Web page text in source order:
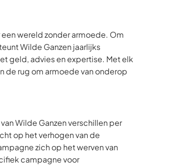
een wereld zonder armoede. Om
Wilde Ganzen jaarlijks
geld, advies en expertise. Met elk
de rug om armoede van onderop
Wilde Ganzen verschillen per
op het verhogen van de
zich op het werven van
campagne voor